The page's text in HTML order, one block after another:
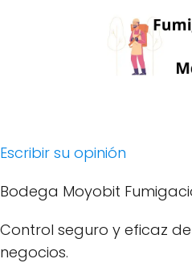
Escribir su opinión
Bodega Moyobit
Control seguro y eficaz
negocios.